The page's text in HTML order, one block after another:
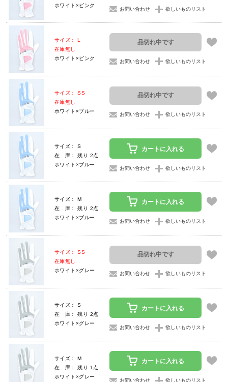
ホワイト×ピンク
お問い合わせ 欲しいものリスト
サイズ： L
在庫無し
ホワイト×ピンク
品切れ中です
お問い合わせ 欲しいものリスト
サイズ： SS
在庫無し
ホワイト×ブルー
品切れ中です
お問い合わせ 欲しいものリスト
サイズ： S
在 庫： 残り 2点
ホワイト×ブルー
カートに入れる
お問い合わせ 欲しいものリスト
サイズ： M
在 庫： 残り 2点
ホワイト×ブルー
カートに入れる
お問い合わせ 欲しいものリスト
サイズ： SS
在庫無し
ホワイト×グレー
品切れ中です
お問い合わせ 欲しいものリスト
サイズ： S
在 庫： 残り 2点
ホワイト×グレー
カートに入れる
お問い合わせ 欲しいものリスト
サイズ： M
在 庫： 残り 1点
ホワイト×グレー
カートに入れる
お問い合わせ 欲しいものリスト